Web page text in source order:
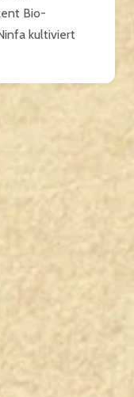
Bio-
kultiviert